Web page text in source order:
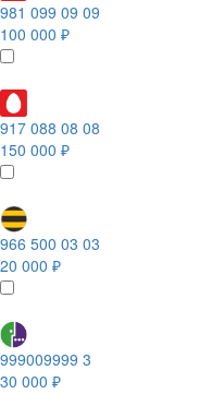
981 099 09 09
100 000 ₽
917 088 08 08
150 000 ₽
966 500 03 03
20 000 ₽
999009999 3
30 000 ₽